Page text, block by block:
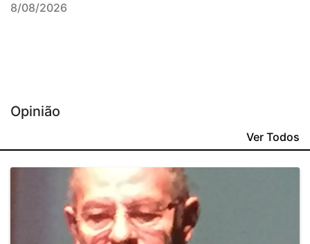
8/08/2026
Opinião
Ver Todos